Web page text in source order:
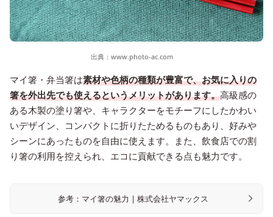
出典： www.photo-ac.com
マイ箸・弁当箸は素材や色柄の種類が豊富で、お気に入りの
箸を外出先でも使えるというメリットがあります。高級感の
ある木製の塗り箸や、キャラクターをモチーフにしたかわい
いデザイン、コンパクトに折りたためるものもあり、好みや
シーンにあったものを自由に使えます。また、飲食店での割
り箸の利用を控えられ、エコに貢献できる点も魅力です。
参考：マイ箸の魅力 | 株式会社ヤマックス